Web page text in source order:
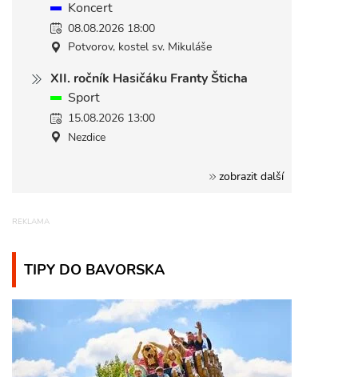
Koncert
08.08.2026 18:00
Potvorov, kostel sv. Mikuláše
XII. ročník Hasičáku Franty Šticha
Sport
15.08.2026 13:00
Nezdice
zobrazit další
TIPY DO BAVORSKA